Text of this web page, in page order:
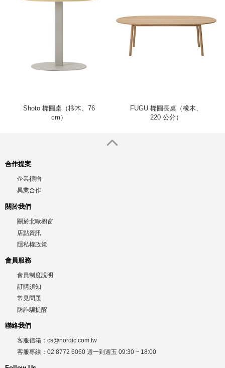
Shoto 橢圓桌（梣木、76
cm）
FUGU 橢圓長桌（橡木、
220 公分）
合作提案
企業禮贈
異業合作
關於我們
關於北歐櫥窗
店點資訊
隱私權政策
會員服務
會員制度說明
訂購須知
常見問題
防詐騙提醒
聯絡我們
客服信箱： cs@nordic.com.tw
客服專線： 02 8772 6060 週一到週五 09:30 ~ 18:00